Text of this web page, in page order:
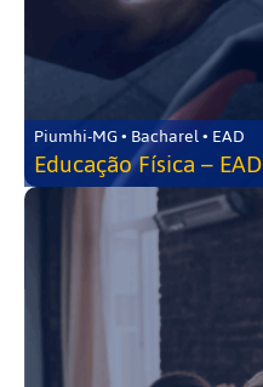
Piumhi-MG • Bacharel • EAD
Educação Física – EAD